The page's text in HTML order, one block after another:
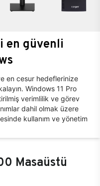
en güvenli
en cesur hedeflerinize
Windows 11 Pro
verimlilik ve görev
dahil olmak üzere
kullanım ve yönetim
Masaüstü